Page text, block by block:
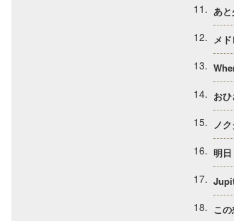
11 あ
12 メ
13
14 お
15 ノ
16 明日
17
18 こ